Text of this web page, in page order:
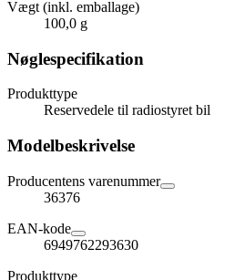
Vægt (inkl. emballage)
100,0 g
Nøglespecifikation
Produkttype
Reservedele til radiostyret bil
Modelbeskrivelse
Producentens varenummer
36376
EAN-kode
6949762293630
Produkttype